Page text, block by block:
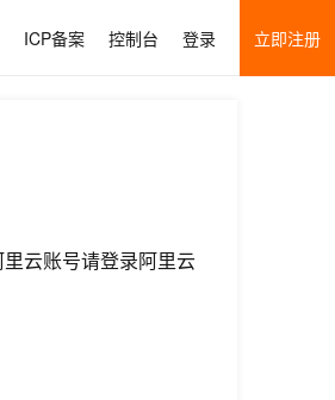
ICP备案 控制台 登录 立即注册
云账号请登录阿里云